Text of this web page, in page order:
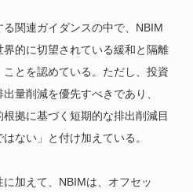
関連ガイダンスの中で、NBIM
的に切望されている緩和と隔離
とを認めている。ただし、投資
量削減を優先すべきであり、
根拠に基づく短期的な排出削減目
ない」と付け加えている。
加えて、NBIMは、オフセッ